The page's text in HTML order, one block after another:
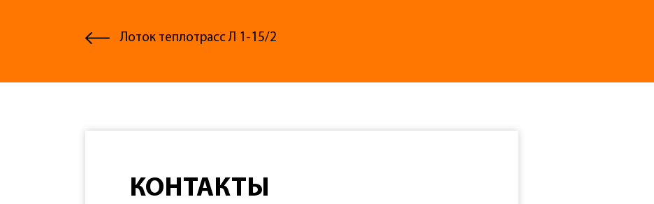
Лоток теплотрасс Л 1-15/2
КОНТАКТЫ